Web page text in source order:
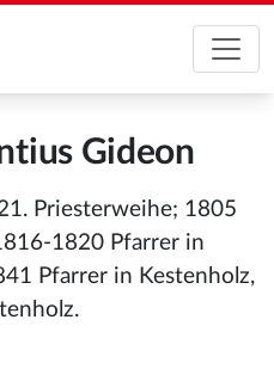
Gideon
Priesterweihe; 1805
1820 Pfarrer in
Pfarrer in Kestenholz,